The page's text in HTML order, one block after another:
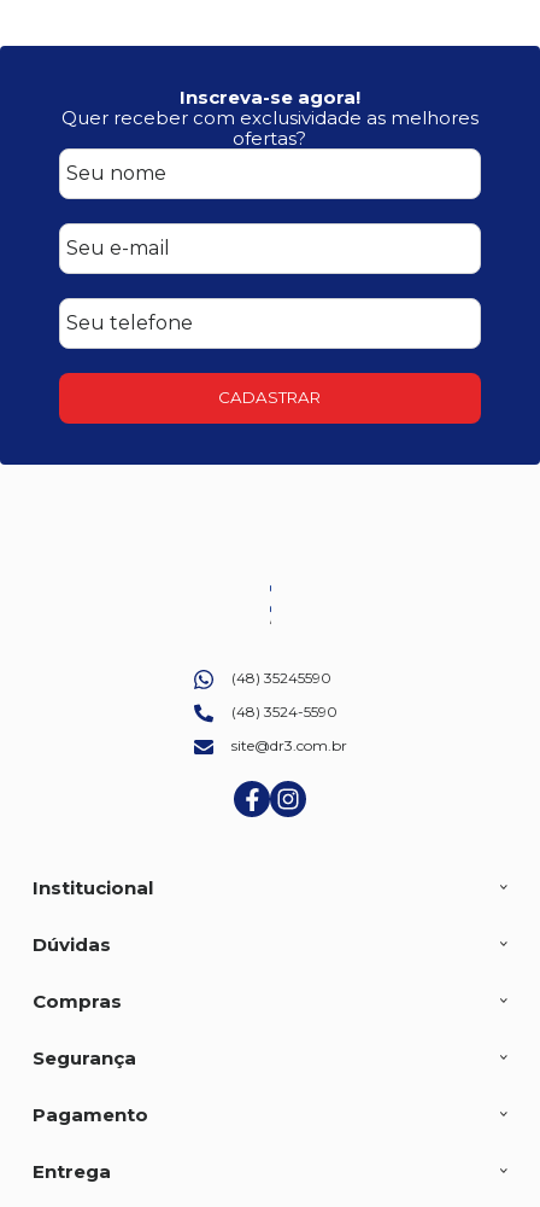
Inscreva-se agora!
Quer receber com exclusividade as melhores
ofertas?
CADASTRAR
(48) 35245590
(48) 3524-5590
site@dr3.com.br
Institucional
Dúvidas
Compras
Segurança
Pagamento
Entrega